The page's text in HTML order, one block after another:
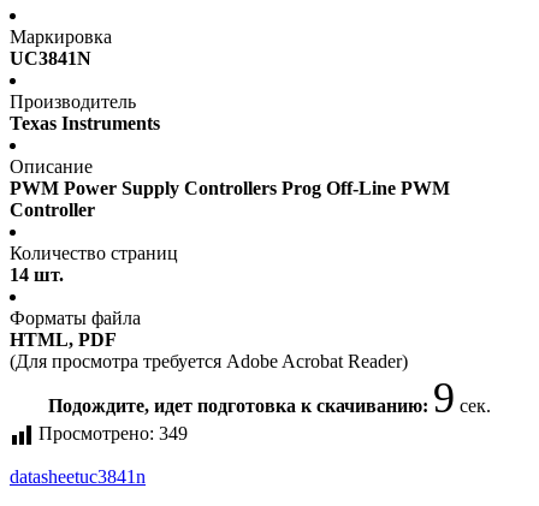
Маркировка
UC3841N
Производитель
Texas Instruments
Описание
PWM Power Supply Controllers Prog Off-Line PWM
Controller
Количество страниц
14 шт.
Форматы файла
HTML, PDF
(Для просмотра требуется Adobe Acrobat Reader)
Подождите, идет подготовка к скачиванию: 8 сек.
Просмотрено: 349
datasheetuc3841n